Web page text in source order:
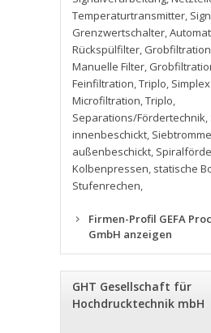
Temperaturtransmitter,
Grenzwertschalter,
Rückspülfilter, Grobfiltration
Manuelle Filter,
Feinfiltration,Triplo,
Microfiltration,Triplo,
Separations/Fördertechnik,
innenbeschickt,
außenbeschickt,
Kolbenpressen, statische
Stufenrechen,
Firmen-Profil GEFA
GmbH anzeigen
GHT Gesellschaft für
Hochdrucktechnik mbH